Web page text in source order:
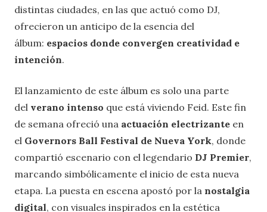
distintas ciudades, en las que actuó como DJ,
ofrecieron un anticipo de la esencia del
álbum: espacios donde convergen creatividad e
intención.
El lanzamiento de este álbum es solo una parte
del verano intenso que está viviendo Feid. Este fin
de semana ofreció una actuación electrizante en
el Governors Ball Festival de Nueva York, donde
compartió escenario con el legendario DJ Premier,
marcando simbólicamente el inicio de esta nueva
etapa. La puesta en escena apostó por la nostalgia
digital, con visuales inspirados en la estética